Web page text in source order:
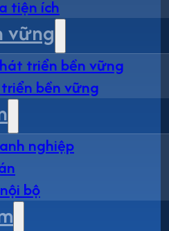
tiện ích
vững
triển bền vững
bền vững
nghiệp
bộ